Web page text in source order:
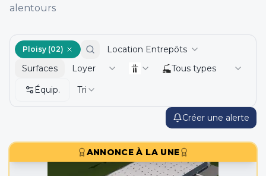
alentours
Créer une alerte
Ploisy (02)
Location Entrepôts
Surfaces
Loyer
Tous types
Équip.
Tri
ANNONCE À LA UNE